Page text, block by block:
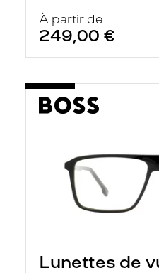
À partir de
249,00 €
Lunettes de